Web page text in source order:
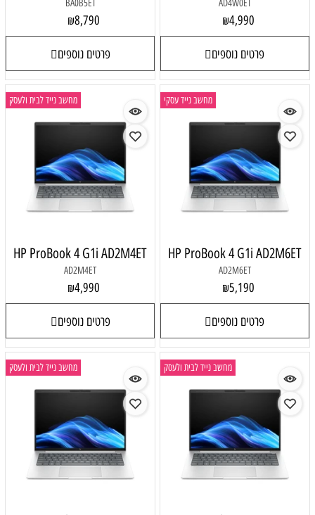
AD4W0ET
₪4,990
פרטים נוספים
BA0B5ET
₪8,790
פרטים נוספים
מחשב נייד עסקי
HP ProBook 4 G1i AD2M6ET
AD2M6ET
₪5,190
פרטים נוספים
מחשב נייד לבית ולעסק
HP ProBook 4 G1i AD2M4ET
AD2M4ET
₪4,990
פרטים נוספים
מחשב נייד לבית ולעסק מחשב נייד לבית ולעסק